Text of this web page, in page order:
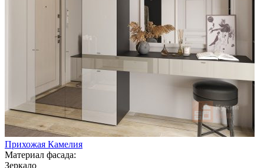
Прихожая Камелия
Материал фасада:
Зеркало